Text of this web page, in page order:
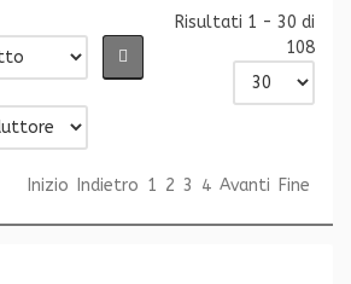
Risultati 1 - 30 di
108
Inizio Indietro 1 2 3 4 Avanti Fine